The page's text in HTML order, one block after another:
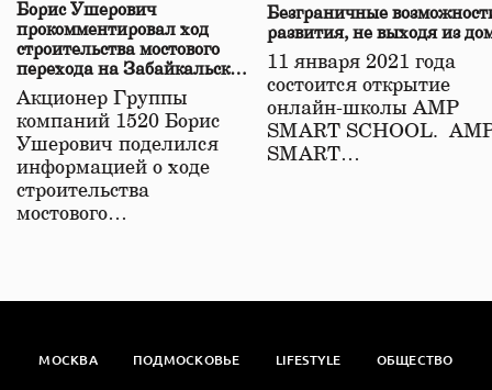
Борис Ушерович
прокомментировал ход
строительства мостового
перехода на Забайкальской
железной дороге
Акционер Группы
компаний 1520 Борис
Ушерович поделился
информацией о ходе
строительства
мостового…
Безграничные
развития, не выходя из
11 января 2021 года
состоится открытие
онлайн-школы АМР
SMART SCHOOL.
SMART…
МОСКВА ПОДМОСКОВЬЕ LIFESTYLE ОБЩЕСТВО